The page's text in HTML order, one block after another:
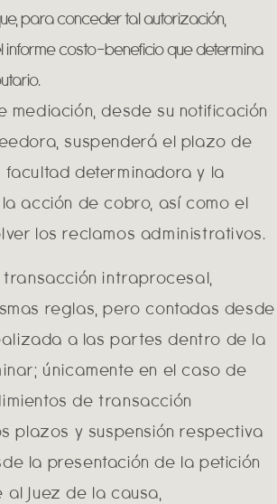
para conceder tal autorización,
informe costo-beneficio que determina
mediación, desde su notificación
suspenderá el plazo de
determinadora y la
acción de cobro, así como el
los reclamos administrativos.
intraprocesal,
reglas, pero contadas desde
a las partes dentro de la
únicamente en el caso de
de transacción
plazos y suspensión respectiva
la presentación de la petición
Juez de la causa,